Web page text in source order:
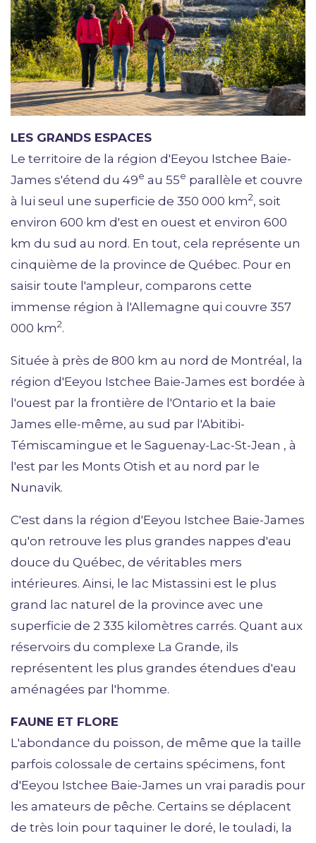
LES GRANDS ESPACES
Le territoire de la région d'Eeyou Istchee Baie-
James s'étend du 49e au 55e parallèle et couvre
à lui seul une superficie de 350 000 km2, soit
environ 600 km d'est en ouest et environ 600
km du sud au nord. En tout, cela représente un
cinquième de la province de Québec. Pour en
saisir toute l'ampleur, comparons cette
immense région à l'Allemagne qui couvre 357
000 km2.
Située à près de 800 km au nord de Montréal, la
région d'Eeyou Istchee Baie-James est bordée à
l'ouest par la frontière de l'Ontario et la baie
James elle-même, au sud par l'Abitibi-
Témiscamingue et le Saguenay-Lac-St-Jean , à
l'est par les Monts Otish et au nord par le
Nunavik.
C'est dans la région d'Eeyou Istchee Baie-James
qu'on retrouve les plus grandes nappes d'eau
douce du Québec, de véritables mers
intérieures. Ainsi, le lac Mistassini est le plus
grand lac naturel de la province avec une
superficie de 2 335 kilomètres carrés. Quant aux
réservoirs du complexe La Grande, ils
représentent les plus grandes étendues d'eau
aménagées par l'homme.
FAUNE ET FLORE
L'abondance du poisson, de même que la taille
parfois colossale de certains spécimens, font
d'Eeyou Istchee Baie-James un vrai paradis pour
les amateurs de pêche. Certains se déplacent
de très loin pour taquiner le doré, le touladi, la